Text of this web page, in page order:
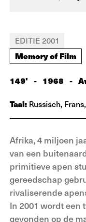
EDITIE 2001
Memory of Film
149' - 1968 -
Taal: Russisch,
Afrika, 4 miljoen
van een
primitieve apen
gereedschap
rivaliserende
In 2001 wordt een
gevonden op de